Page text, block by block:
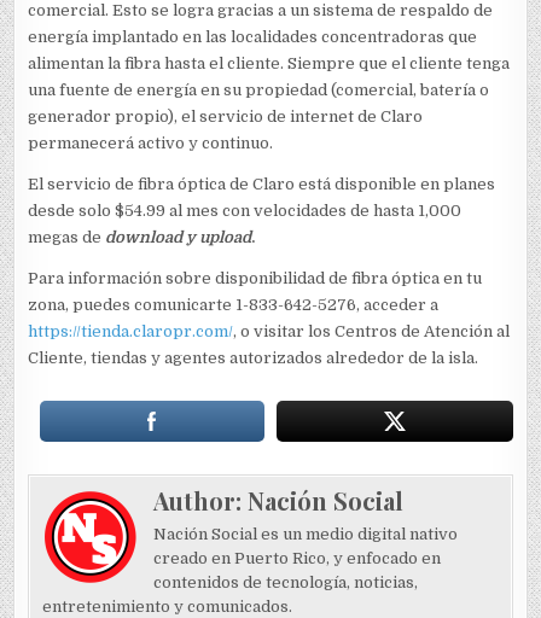
comercial. Esto se logra gracias a un sistema de respaldo de
energía implantado en las localidades concentradoras que
alimentan la fibra hasta el cliente. Siempre que el cliente tenga
una fuente de energía en su propiedad (comercial, batería o
generador propio), el servicio de internet de Claro
permanecerá activo y continuo.
El servicio de fibra óptica de Claro está disponible en planes
desde solo $54.99 al mes con velocidades de hasta 1,000
megas de download y upload.
Para información sobre disponibilidad de fibra óptica en tu
zona, puedes comunicarte 1-833-642-5276, acceder a
https://tienda.claropr.com/, o visitar los Centros de Atención al
Cliente, tiendas y agentes autorizados alrededor de la isla.
Author:Nación Social
Nación Social es un medio digital nativo
creado en Puerto Rico, y enfocado en
contenidos de tecnología, noticias,
entretenimiento y comunicados.